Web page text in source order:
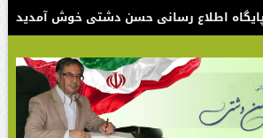
اطلاع رسانی حسن دشتی خوش آمدید